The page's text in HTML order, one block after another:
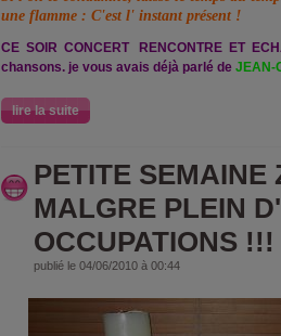
une flamme : C'est l' instant présent !
CE SOIR CONCERT RENCONTRE ET
chansons. je vous avais déjà parlé de JEAN-
lire la suite
PETITE SEMAINE
MALGRE PLEIN D'
OCCUPATIONS !!!
publié le 04/06/2010 à 00:44